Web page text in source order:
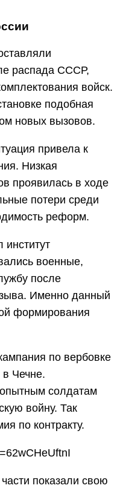
распада СССР,
войск.
подобная
новых вызовов.
привела к
Низкая
проявилась в ходе
потери среди
реформ.
институт
военные,
после
Именно данный
формирования
по вербовке
Чечне.
солдатам
войну. Так
по контракту.
показали свою